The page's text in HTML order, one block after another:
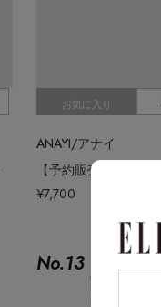
お気に入り
ANAYI/アナイ
¥7,700
No.13